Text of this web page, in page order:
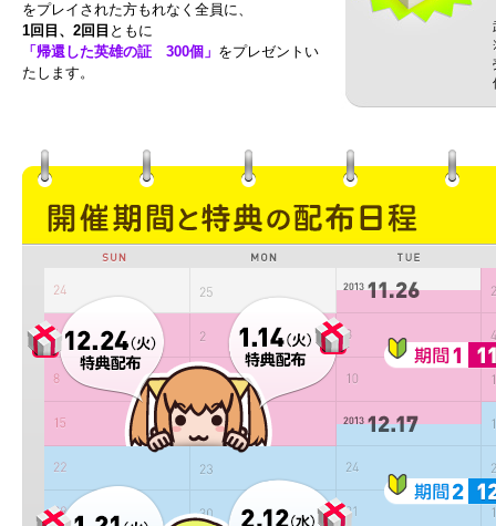
をプレイされた方もれなく全員に、
1回目、2回目 ともに
「帰還した英雄の証 300個」 をプレゼントい
たします。